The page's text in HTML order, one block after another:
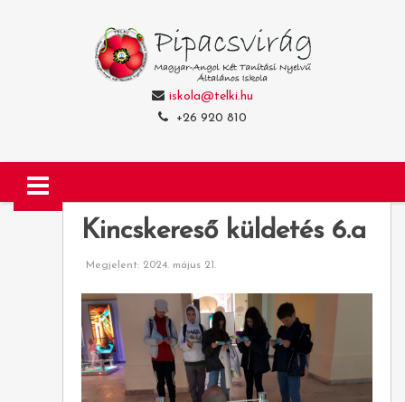
iskola@telki.hu
+26 920 810
Kincskereső küldetés 6.a
Megjelent: 2024. május 21.